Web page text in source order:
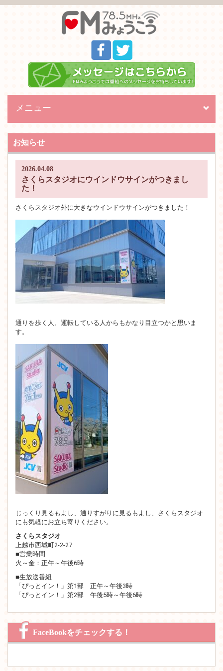
Toggle
メニュー
お知らせ
2026.04.08
さくらスタジオにウインドウサインがつきまし
た！
さくらスタジオ外に大きなウインドウサインがつきました！
通りを歩く人、運転している人からもかなり目立つかと思いま
す。
じっくり見るもよし、通りすがりに見るもよし、さくらスタジオ
にも気軽にお立ち寄りください。
さくらスタジオ
上越市西城町2-2-27
■営業時間
火～金：正午～午後6時
■生放送番組
「ぴっとイン！」第1部 正午～午後3時
「ぴっとイン！」第2部 午後5時～午後6時
FaceBookをチェックする！